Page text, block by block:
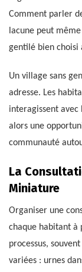
Comment parler
lacune peut
gentilé bien choisi
Un village sans
adresse. Les
interagissent avec
alors une
communauté
La
Miniature
Organiser une
chaque habitant à
processus,
variées : urnes